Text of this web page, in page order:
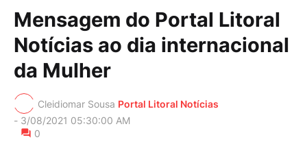
Mensagem do Portal Litoral
Notícias ao dia internacional
da Mulher
Cleidiomar Sousa Portal Litoral Notícias
- 3/08/2021 05:30:00 AM
0